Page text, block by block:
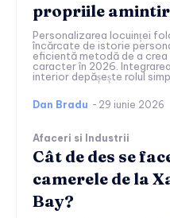
propriile
Personalizarea locuinței
încărcate de istorie
eficientă metodă de a crea
caracter în 2026.
interior depășește rolul
Dan Bradu - 29 iunie 2026
Afaceri si Industrii
Cât de des se
camerele de la
Bay?